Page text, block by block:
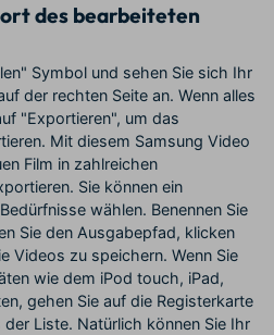
des bearbeiteten
Symbol und sehen Sie sich Ihr
der rechten Seite an. Wenn alles
"Exportieren", um das
Mit diesem Samsung Video
Film in zahlreichen
Sie können ein
wählen. Benennen Sie
Sie den Ausgabepfad, klicken
Videos zu speichern. Wenn Sie
wie dem iPod touch, iPad,
gehen Sie auf die Registerkarte
Liste. Natürlich können Sie Ihr